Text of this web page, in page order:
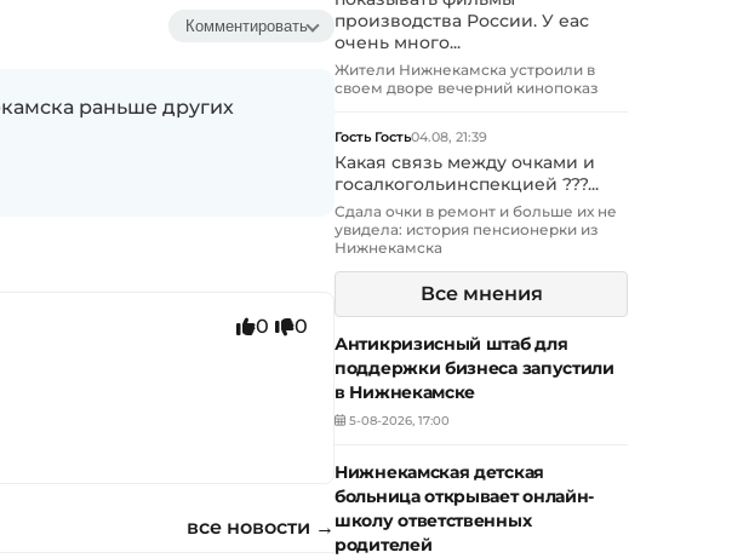
Комментировать
раньше других
0 0
все новости →
производства России. У еас
очень много...
Жители Нижнекамска устроили в
своем дворе вечерний кинопоказ
Гость Гость04.08, 21:39
Какая связь между очками и
госалкогольинспекцией ???...
Сдала очки в ремонт и больше их не
увидела: история пенсионерки из
Нижнекамска
Все мнения
Антикризисный штаб для
поддержки бизнеса запустили
в Нижнекамске
5-08-2026, 17:00
Нижнекамская детская
больница открывает онлайн-
школу ответственных
родителей